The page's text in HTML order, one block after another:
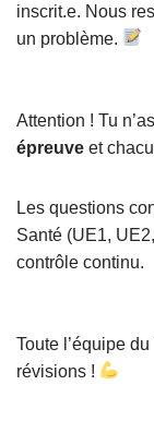
inscrit.e. Nous
un problème.
Attention ! Tu
épreuve et
Les questions
Santé (UE1,
contrôle continu.
Toute l’équipe
révisions !